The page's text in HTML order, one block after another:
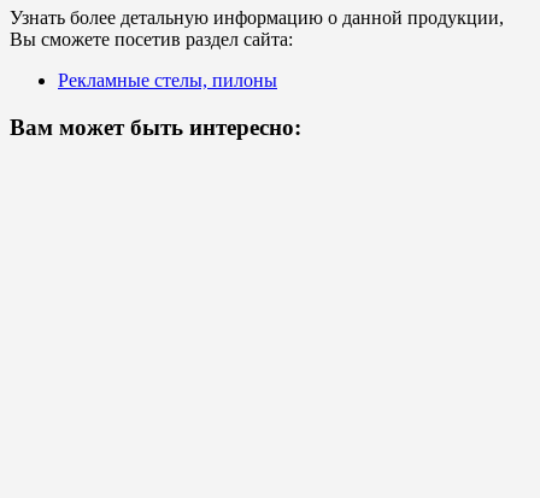
Узнать более детальную информацию о данной продукции,
Вы сможете посетив раздел сайта:
Рекламные стелы, пилоны
Вам может быть интересно: